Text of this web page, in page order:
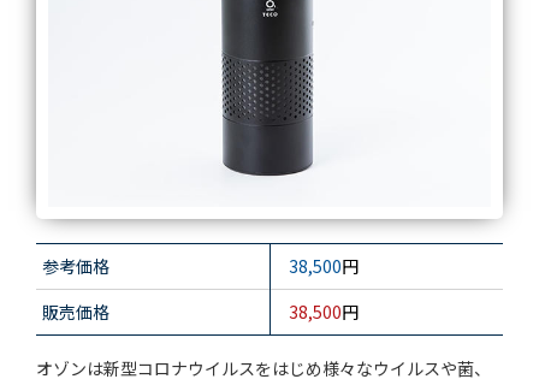
参考価格 38,500円
販売価格
38,500円
オゾンは新型コロナウイルスをはじめ様々なウイルスや菌、